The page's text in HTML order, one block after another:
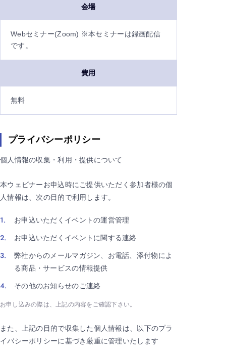
会場
Webセミナー(Zoom) ※本セミナーは録画配信
です。
費用
無料
プライバシーポリシー
個人情報の収集・利用・提供について
本ウェビナーお申込時にご提供いただく参加者様の個
人情報は、次の目的で利用します。
お申込いただくイベントの運営管理
お申込いただくイベントに関する連絡
弊社からのメールマガジン、お電話、添付物によ
る商品・サービスの情報提供
その他のお知らせのご連絡
お申し込みの際は、上記の内容をご確認下さい。
また、上記の目的で収集した個人情報は、以下のプラ
イバシーポリシーに基づき厳重に管理いたします